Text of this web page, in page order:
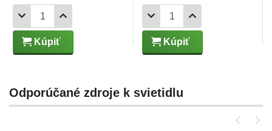
Kúpiť Kúpiť
Odporúčané zdroje k svietidlu